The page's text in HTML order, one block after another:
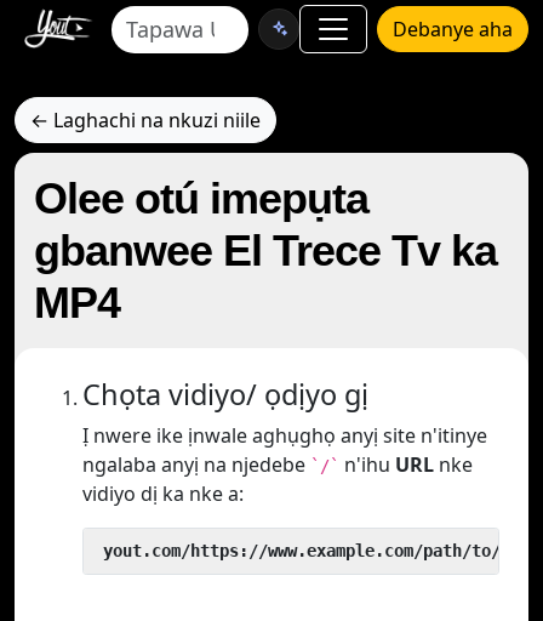
Debanye aha
← Laghachi na nkuzi niile
Olee otú imepụta
gbanwee El Trece Tv ka
MP4
Chọta vidiyo/ ọdịyo gị
Ị nwere ike ịnwale aghụghọ anyị site n'itinye
ngalaba anyị na njedebe `/` n'ihu URL nke
vidiyo dị ka nke a:
yout.com/https://www.example.com/path/to/